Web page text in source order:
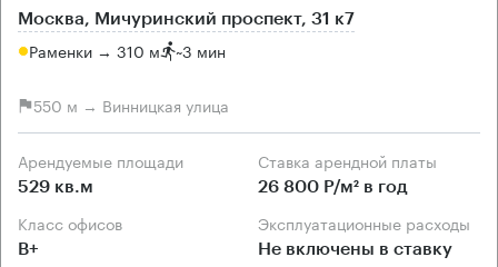
Москва, Мичуринский проспект, 31 к7
Раменки → 310 м ~3 мин
550 м → Винницкая улица
Арендуемые площади
529 кв.м
Ставка арендной платы
26 800 Р/м² в год
Класс офисов
B+
Эксплуатационные расходы
Не включены в ставку